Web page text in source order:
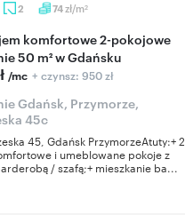
2 74zł/m2
50 m² w Gdańsku
/mc + czynsz: 950 zł
Gdańsk, Przymorze,
45c
45, Gdańsk PrzymorzeAtuty:+ 2
i umeblowane pokoje z
/ szafą;+ mieszkanie ba...